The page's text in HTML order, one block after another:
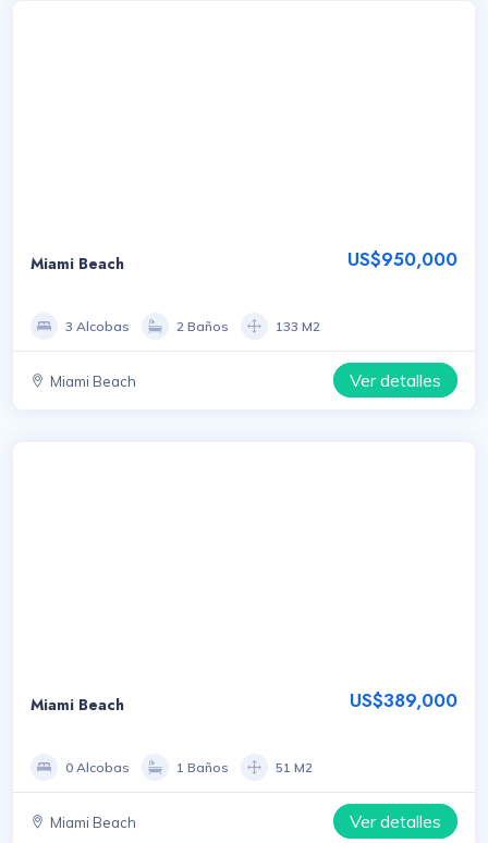
Miami Beach US$950,000
3 Alcobas 2 Baños 133 M2
Miami Beach Ver detalles
Miami Beach US$389,000
0 Alcobas 1 Baños 51 M2
Miami Beach Ver detalles